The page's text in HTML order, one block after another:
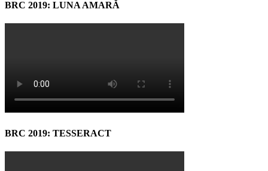
BRC 2019: LUNA AMARĂ
BRC 2019: TESSERACT